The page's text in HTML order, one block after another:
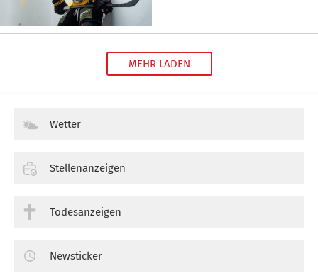
MEHR LADEN
Wetter
Stellenanzeigen
Todesanzeigen
Newsticker